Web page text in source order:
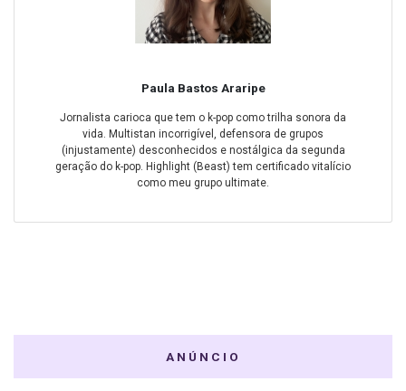
Paula Bastos Araripe
Jornalista carioca que tem o k-pop como trilha sonora da
vida. Multistan incorrigível, defensora de grupos
(injustamente) desconhecidos e nostálgica da segunda
geração do k-pop. Highlight (Beast) tem certificado vitalício
como meu grupo ultimate.
ANÚNCIO